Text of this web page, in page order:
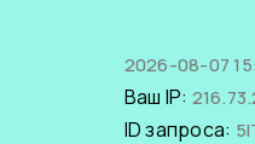
2026-08-07
Ваш IP:
ID запроса: